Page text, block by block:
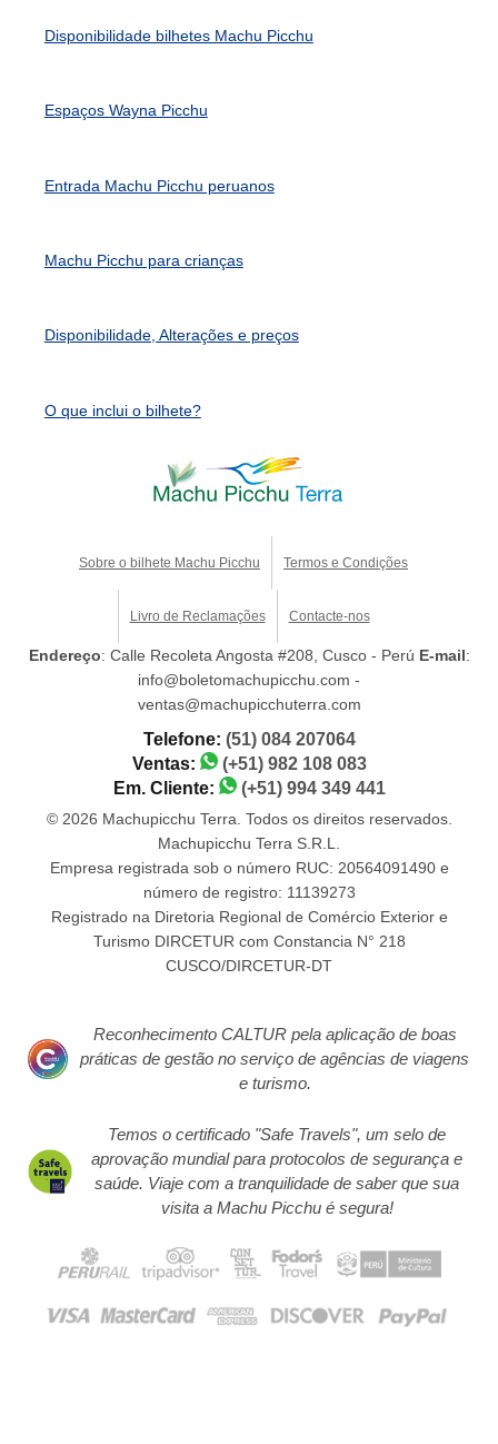
Disponibilidade bilhetes Machu Picchu
Espaços Wayna Picchu
Entrada Machu Picchu peruanos
Machu Picchu para crianças
Disponibilidade, Alterações e preços
O que inclui o bilhete?
Sobre o bilhete Machu Picchu Termos e Condições
Livro de Reclamações Contacte-nos
Endereço: Calle Recoleta Angosta #208, Cusco - Perú E-mail:
info@boletomachupicchu.com -
ventas@machupicchuterra.com
Telefone: (51) 084 207064
Ventas:
(+51) 982 108 083
Em. Cliente:
(+51) 994 349 441
© 2026 Machupicchu Terra. Todos os direitos reservados.
Machupicchu Terra S.R.L.
Empresa registrada sob o número RUC: 20564091490 e
número de registro: 11139273
Registrado na Diretoria Regional de Comércio Exterior e
Turismo DIRCETUR com Constancia N° 218
CUSCO/DIRCETUR-DT
Reconhecimento CALTUR pela aplicação de boas
práticas de gestão no serviço de agências de viagens
e turismo.
Temos o certificado "Safe Travels", um selo de
aprovação mundial para protocolos de segurança e
saúde. Viaje com a tranquilidade de saber que sua
visita a Machu Picchu é segura!